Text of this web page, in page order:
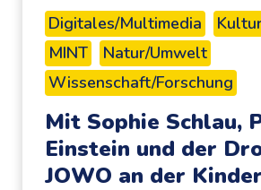
s
k
l
e
i
e
Digitales/Multimedia
MINT
Natur/Umwelt
Wissenschaft/Forschung
Mit Sophie Schlau,
Einstein und der
JOWO an der